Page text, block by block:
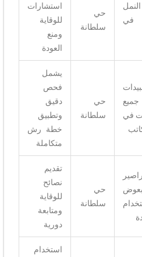
في
حي
سلطانة
استشارات
للوقاية
ومنع
العودة
في
حي
سلطانة
يشمل
فحص
دقيق
وتطبيق
خطة رش
متكاملة
حي
سلطانة
تقديم
نصائح
للوقاية
ومتابعة
دورية
استخدام